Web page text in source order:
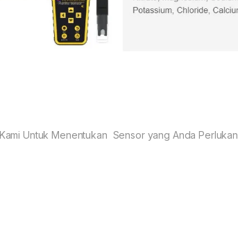
Untuk Menentukan Sensor yang Anda Perlukan